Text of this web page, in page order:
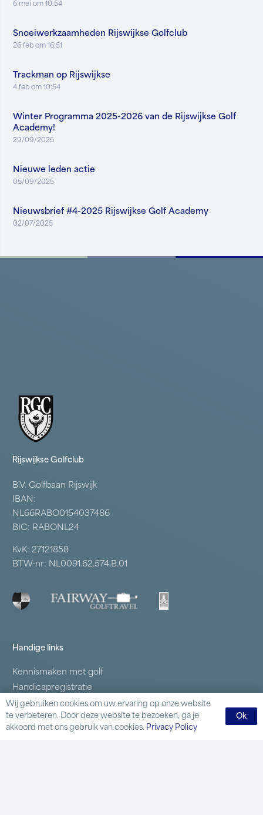
6 mei om 10:54
Snoeiwerkzaamheden Rijswijkse Golfclub
26 feb om 16:51
Trackman op Rijswijkse
4 feb om 10:54
Winter Programma 2025-2026 van de Rijswijkse Golf
Academy!
29/09/2025
Nieuwe leden actie
05/09/2025
Nieuwsbrief #4-2025 Rijswijkse Golf Academy
02/07/2025
Rijswijkse Golfclub
B.V. Golfbaan Rijswijk
IBAN:
NL66RABO0154037486
BIC: RABONL24
KvK: 27121858
BTW-nr: NL0091.62.574.B.01
Handige links
Kennismaken met golf
Handicapregistratie
Lidmaatschappen
Samenwerkende clubs
Wij gebruiken cookies om uw ervaring op onze website
te verbeteren. Door deze website te bezoeken, ga je
akkoord met ons gebruik van cookies. Privacy Policy
Ok